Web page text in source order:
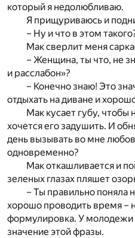
который я недолюбливаю.
Я прищуриваюсь и
– Ну и что в этом
Мак сверлит меня
– Женщина, ты что, не
и расслабон»?
– Конечно знаю! Это
отдыхать на диване и
Мак кусает губу, чтобы
хочется его задушить. И
день вызывать во мне
одновременно?
Мак откашливается и
зеленых глазах пляшет
– Ты правильно поняла
хорошо проводить время –
формулировка. У молодежи
значение этой фразы.